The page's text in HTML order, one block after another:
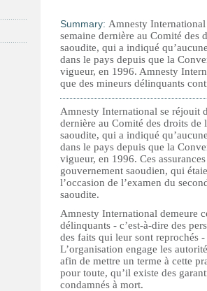
Summary: Amnesty
semaine dernière au Comité des
saoudite, qui a indiqué
dans le pays depuis que la
vigueur, en 1996. Amnesty
que des mineurs délinquants
Amnesty International se réjouit
dernière au Comité des droits
saoudite, qui a indiqué
dans le pays depuis que la
vigueur, en 1996. Ces
gouvernement saoudien, qui
l’occasion de l’examen du
saoudite.
Amnesty International demeure
délinquants - c’est-à-dire des
des faits qui leur sont reprochés
L’organisation engage les
afin de mettre un terme à cette
pour toute, qu’il existe des
condamnés à mort.